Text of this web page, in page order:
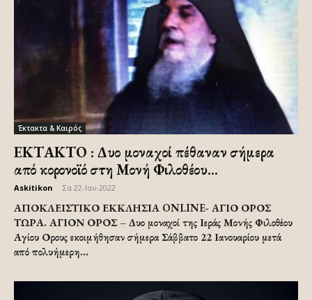
Έκτακτα & Καιρός
ΕΚΤΑΚΤΟ : Δυο μοναχοί πέθαναν σήμερα
από κορονοϊό στη Μονή Φιλοθέου...
Askitikon Σα 22-Ιαν-2022
ΑΠΟΚΛΕΙΣΤΙΚΟ ΕΚΚΛΗΣΙΑ ONLINE- ΑΓΙΟ ΟΡΟΣ
ΤΩΡΑ. ΑΓΙΟΝ ΟΡΟΣ – Δυο μοναχοί της Ιεράς Μονής Φιλοθέου
Αγίου Ορους εκοιμήθησαν σήμερα Σάββατο 22 Ιανουαρίου μετά
από πολυήμερη...